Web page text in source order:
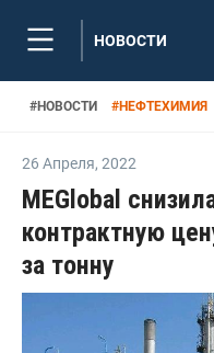
НОВОСТИ
#НОВОСТИ #НЕФТЕХИМИЯ
26 Апреля, 2022
MEGlobal
контрактную
за тонну